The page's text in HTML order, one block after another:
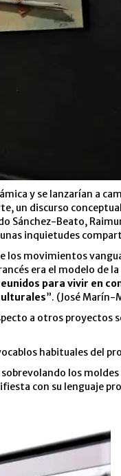
y se lanzarían a
un discurso
Sánchez-Beato,
inquietudes
movimientos
era el modelo de
para vivir en
”. (José Marín-
a otros
habituales del
los
con su lenguaje